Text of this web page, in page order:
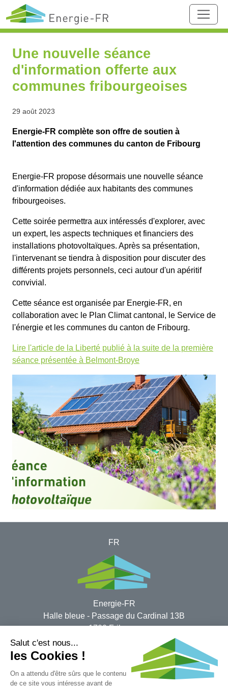
Une nouvelle séance
d'information offerte aux
communes fribourgeoises
29 août 2023
Energie-FR complète son offre de soutien à
l'attention des communes du canton de Fribourg
Energie-FR propose désormais une nouvelle séance
d'information dédiée aux habitants des communes
fribourgeoises.
Cette soirée permettra aux intéressés d'explorer, avec
un expert, les aspects techniques et financiers des
installations photovoltaïques. Après sa présentation,
l'intervenant se tiendra à disposition pour discuter des
différents projets personnels, ceci autour d'un apéritif
convivial.
Cette séance est organisée par Energie-FR, en
collaboration avec le Plan Climat cantonal, le Service de
l'énergie et les communes du canton de Fribourg.
Lire l'article de la Liberté publié à la suite de la première
séance présentée à Belmont-Broye
FR
Energie-FR
Halle ​bleue - Passage du Cardinal 13B
1700 Fribourg​